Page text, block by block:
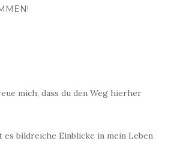
mich, dass du den Weg hierher
es bildreiche Einblicke in mein Leben